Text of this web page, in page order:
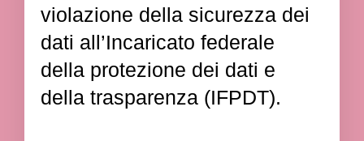
violazione della sicurezza dei
dati all’Incaricato federale
della protezione dei dati e
della trasparenza (IFPDT).